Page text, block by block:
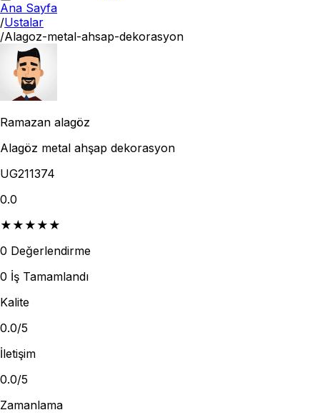
Ana Sayfa
/Ustalar
/Alagoz-metal-ahsap-dekorasyon
Ramazan alagöz
Alagöz metal ahşap dekorasyon
UG211374
0.0
★ ★ ★ ★ ★
0 Değerlendirme
0 İş Tamamlandı
Kalite
0.0/5
İletişim
0.0/5
Zamanlama